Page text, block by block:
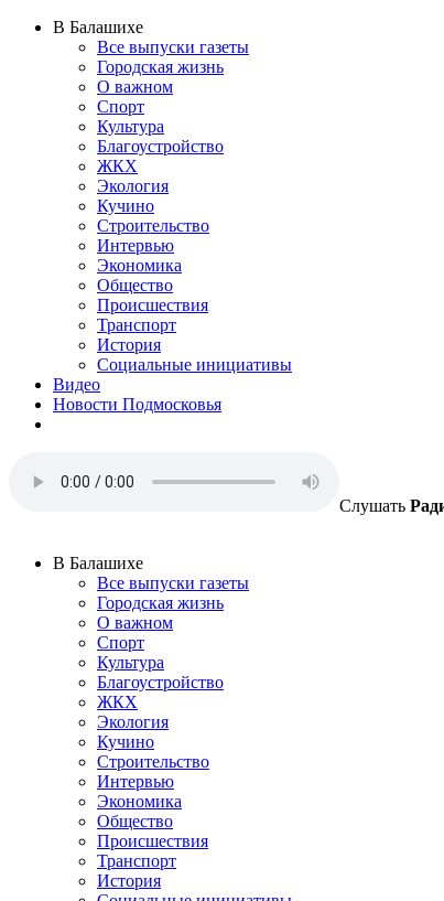
В Балашихе
Все выпуски газеты
Городская жизнь
О важном
Спорт
Культура
Благоустройство
ЖКХ
Экология
Кучино
Строительство
Интервью
Экономика
Общество
Происшествия
Транспорт
История
Социальные инициативы
Видео
Новости Подмосковья
Слушать
В Балашихе
Все выпуски газеты
Городская жизнь
О важном
Спорт
Культура
Благоустройство
ЖКХ
Экология
Кучино
Строительство
Интервью
Экономика
Общество
Происшествия
Транспорт
История